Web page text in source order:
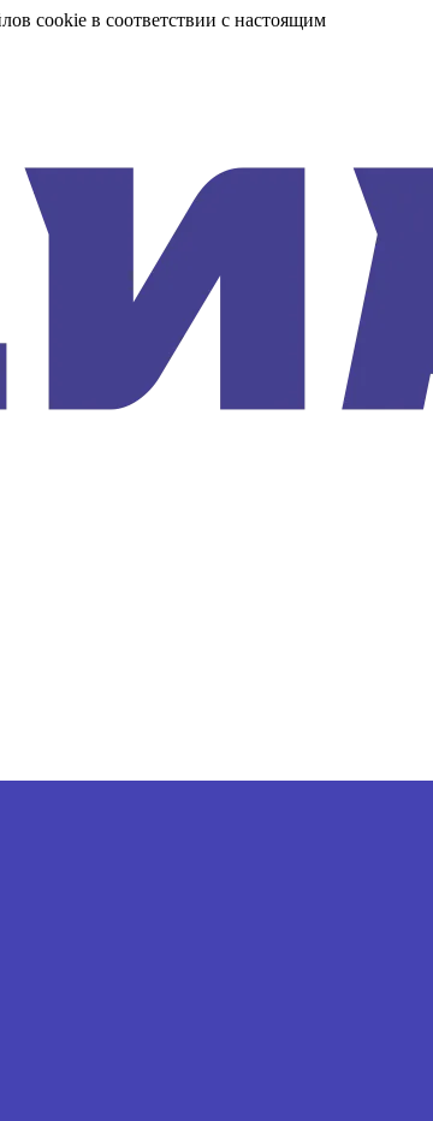
cookie в соответствии с настоящим